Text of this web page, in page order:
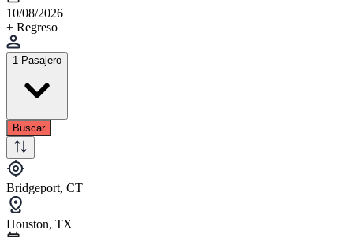
10/08/2026
+ Regreso
1 Pasajero
Buscar
Bridgeport, CT
Houston, TX